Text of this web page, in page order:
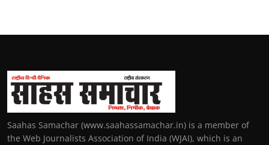
Saahas Samachar (www.saahassamachar.in) is a member of
the Web Journalists Association of India (WJAI), which is an